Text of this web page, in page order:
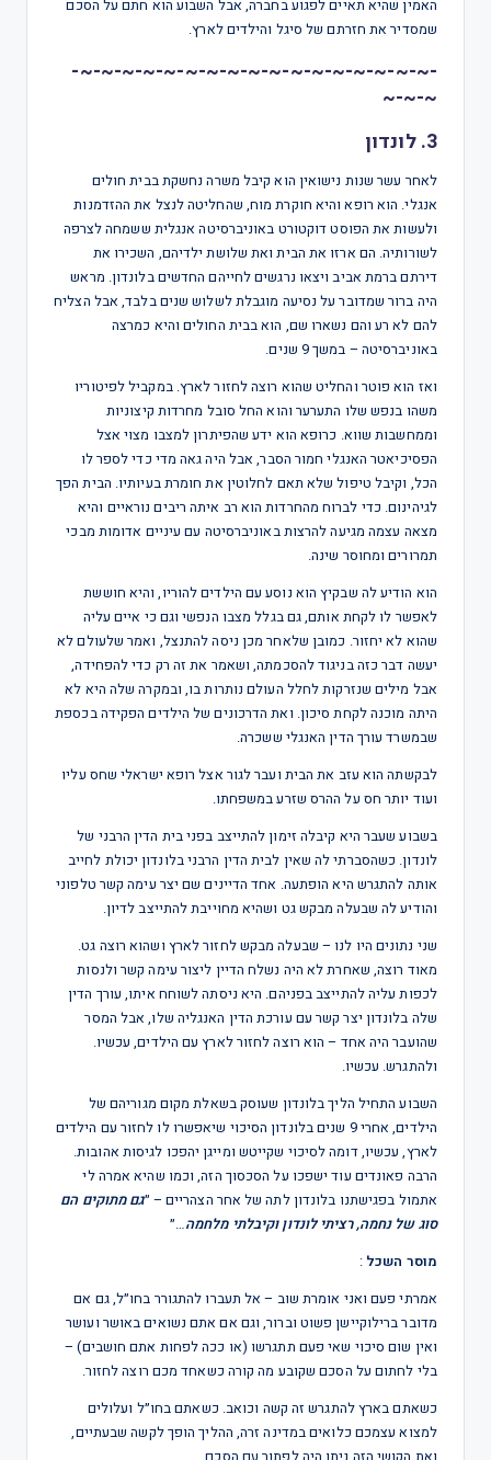
האמין שהיא תאיים לפגוע בחברה, אבל השבוע הוא חתם על הסכם
שמסדיר את חזרתם של סיגל והילדים לארץ.
-~-~-~-~-~-~-~-~-~-~-~-~-~-~-~-~-~-
~-~-~
3. לונדון
לאחר עשר שנות נישואין הוא קיבל משרה נחשקת בבית חולים
אנגלי. הוא רופא והיא חוקרת מוח, שהחליטה לנצל את ההזדמנות
ולעשות את הפוסט דוקטורט באוניברסיטה אנגלית ששמחה לצרפה
לשורותיה. הם ארזו את הבית ואת שלושת ילדיהם, השכירו את
דירתם ברמת אביב ויצאו נרגשים לחייהם החדשים בלונדון. מראש
היה ברור שמדובר על נסיעה מוגבלת לשלוש שנים בלבד, אבל הצליח
להם לא רע והם נשארו שם, הוא בבית החולים והיא כמרצה
באוניברסיטה – במשך 9 שנים.
ואז הוא פוטר והחליט שהוא רוצה לחזור לארץ. במקביל לפיטוריו
משהו בנפש שלו התערער והוא החל סובל מחרדות קיצוניות
וממחשבות שווא. כרופא הוא ידע שהפיתרון למצבו מצוי אצל
הפסיכיאטר האנגלי חמור הסבר, אבל היה גאה מדי כדי לספר לו
הכל, וקיבל טיפול שלא תאם לחלוטין את חומרת בעיותיו. הבית הפך
לגיהינום. כדי לברוח מהחרדות הוא רב איתה ריבים נוראיים והיא
מצאה עצמה מגיעה להרצות באוניברסיטה עם עיניים אדומות מבכי
תמרורים ומחוסר שינה.
הוא הודיע לה שבקיץ הוא נוסע עם הילדים להוריו, והיא חוששת
לאפשר לו לקחת אותם, גם בגלל מצבו הנפשי וגם כי איים עליה
שהוא לא יחזור. כמובן שלאחר מכן ניסה להתנצל, ואמר שלעולם לא
יעשה דבר כזה בניגוד להסכמתה, ושאמר את זה רק כדי להפחידה,
אבל מילים שנזרקות לחלל העולם נותרות בו, ובמקרה שלה היא לא
היתה מוכנה לקחת סיכון. ואת הדרכונים של הילדים הפקידה בכספת
שבמשרד עורך הדין האנגלי ששכרה.
לבקשתה הוא עזב את הבית ועבר לגור אצל רופא ישראלי שחס עליו
ועוד יותר חס על ההרס שזרע במשפחתו.
בשבוע שעבר היא קיבלה זימון להתייצב בפני בית הדין הרבני של
לונדון. כשהסברתי לה שאין לבית הדין הרבני בלונדון יכולת לחייב
אותה להתגרש היא הופתעה. אחד הדיינים שם יצר עימה קשר טלפוני
והודיע לה שבעלה מבקש גט ושהיא מחוייבת להתייצב לדיון.
שני נתונים היו לנו – שבעלה מבקש לחזור לארץ ושהוא רוצה גט.
מאוד רוצה, שאחרת לא היה נשלח הדיין ליצור עימה קשר ולנסות
לכפות עליה להתייצב בפניהם. היא ניסתה לשוחח איתו, עורך הדין
שלה בלונדון יצר קשר עם עורכת הדין האנגליה שלו, אבל המסר
שהועבר היה אחד – הוא רוצה לחזור לארץ עם הילדים, עכשיו.
ולהתגרש. עכשיו.
השבוע התחיל הליך בלונדון שעוסק בשאלת מקום מגוריהם של
הילדים, אחרי 9 שנים בלונדון הסיכוי שיאפשרו לו לחזור עם הילדים
לארץ, עכשיו, דומה לסיכוי שקייטש ומייגן יהפכו לגיסות אהובות.
הרבה פאונדים עוד ישפכו על הסכסוך הזה, וכמו שהיא אמרה לי
אתמול בפגישתנו בלונדון לתה של אחר הצהריים – ״גם מתוקים הם
סוג של נחמה, רציתי לונדון וקיבלתי מלחמה…״
מוסר השכל :
אמרתי פעם ואני אומרת שוב – אל תעברו להתגורר בחו״ל, גם אם
מדובר ברילוקיישן פשוט וברור, וגם אם אתם נשואים באושר ועושר
ואין שום סיכוי שאי פעם תתגרשו (או ככה לפחות אתם חושבים) –
בלי לחתום על הסכם שקובע מה קורה כשאחד מכם רוצה לחזור.
כשאתם בארץ להתגרש זה קשה וכואב. כשאתם בחו״ל ועלולים
למצוא עצמכם כלואים במדינה זרה, ההליך הופך לקשה שבעתיים,